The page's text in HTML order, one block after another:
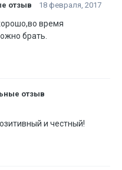
отзыв 18 февраля, 2017
время
брать.
отзыв
и честный!